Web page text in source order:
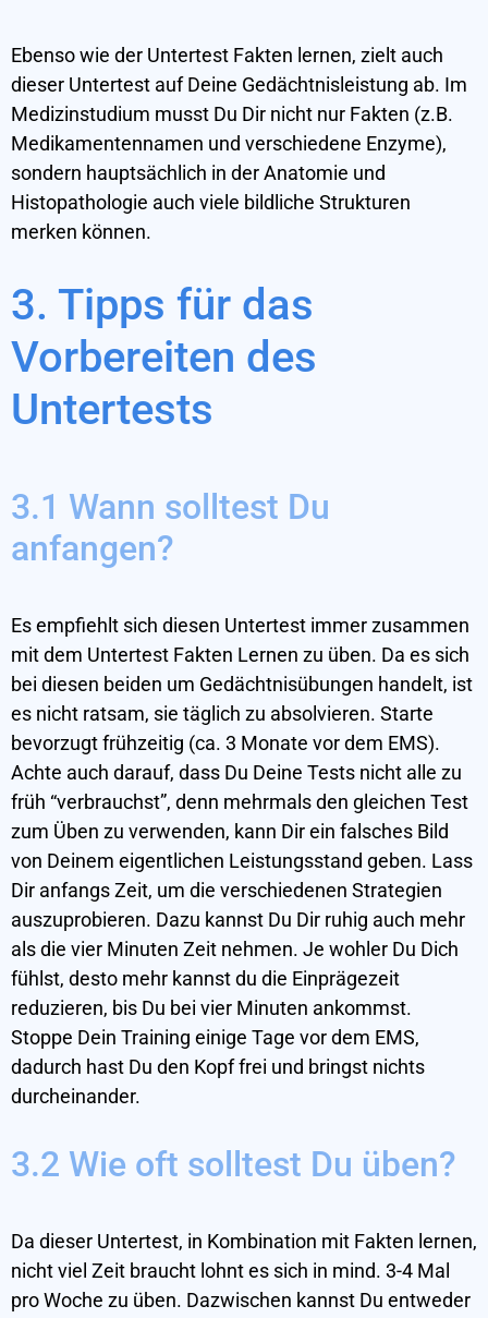
Ebenso wie der Untertest Fakten lernen, zielt auch
dieser Untertest auf Deine Gedächtnisleistung ab. Im
Medizinstudium musst Du Dir nicht nur Fakten (z.B.
Medikamentennamen und verschiedene Enzyme),
sondern hauptsächlich in der Anatomie und
Histopathologie auch viele bildliche Strukturen
merken können.
3. Tipps für das
Vorbereiten des
Untertests
3.1 Wann solltest Du
anfangen?
Es empfiehlt sich diesen Untertest immer zusammen
mit dem Untertest Fakten Lernen zu üben. Da es sich
bei diesen beiden um Gedächtnisübungen handelt, ist
es nicht ratsam, sie täglich zu absolvieren. Starte
bevorzugt frühzeitig (ca. 3 Monate vor dem EMS).
Achte auch darauf, dass Du Deine Tests nicht alle zu
früh “verbrauchst”, denn mehrmals den gleichen Test
zum Üben zu verwenden, kann Dir ein falsches Bild
von Deinem eigentlichen Leistungsstand geben. Lass
Dir anfangs Zeit, um die verschiedenen Strategien
auszuprobieren. Dazu kannst Du Dir ruhig auch mehr
als die vier Minuten Zeit nehmen. Je wohler Du Dich
fühlst, desto mehr kannst du die Einprägezeit
reduzieren, bis Du bei vier Minuten ankommst.
Stoppe Dein Training einige Tage vor dem EMS,
dadurch hast Du den Kopf frei und bringst nichts
durcheinander.
3.2 Wie oft solltest Du üben?
Da dieser Untertest, in Kombination mit Fakten lernen,
nicht viel Zeit braucht lohnt es sich in mind. 3-4 Mal
pro Woche zu üben. Dazwischen kannst Du entweder